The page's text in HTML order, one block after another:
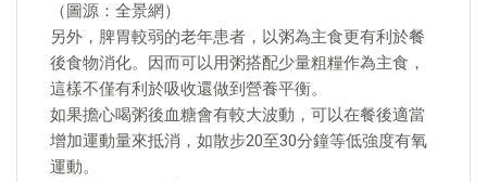
（圖源：全景網）
另外，脾胃較弱的老年患者，以粥為主食更有利於餐
後食物消化。因而可以用粥搭配少量粗糧作為主食，
這樣不僅有利於吸收還做到營養平衡。
如果擔心喝粥後血糖會有較大波動，可以在餐後適當
增加運動量來抵消，如散步20至30分鐘等低強度有氧
運動。